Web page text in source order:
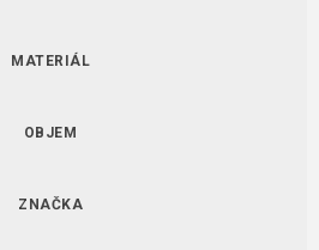
MATERIÁL
OBJEM
ZNAČKA